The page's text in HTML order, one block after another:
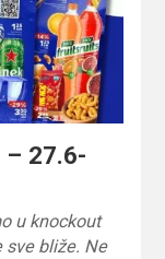
– 27.6-
u knockout
sve bliže. Ne